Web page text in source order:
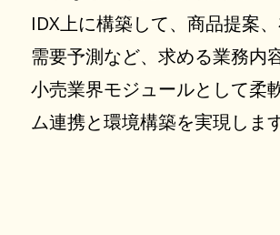
IDX上に構築して、商品提案、
需要予測など、求める業務内
小売業界モジュールとして柔
ム連携と環境構築を実現します